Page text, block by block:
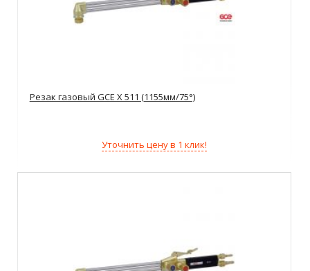
Резак газовый GCE X 511 (1155мм/75°)
Уточнить цену в 1 клик!